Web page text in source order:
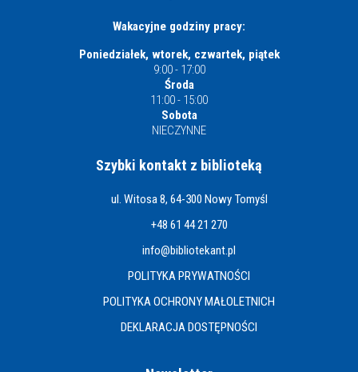
Wakacyjne godziny pracy:
Poniedziałek, wtorek, czwartek, piątek
9:00 - 17:00
Środa
11:00 - 15:00
Sobota
NIECZYNNE
Szybki kontakt z biblioteką
ul. Witosa 8, 64-300 Nowy Tomyśl
+48 61 44 21 270
info@bibliotekant.pl
POLITYKA PRYWATNOŚCI
POLITYKA OCHRONY MAŁOLETNICH
DEKLARACJA DOSTĘPNOŚCI